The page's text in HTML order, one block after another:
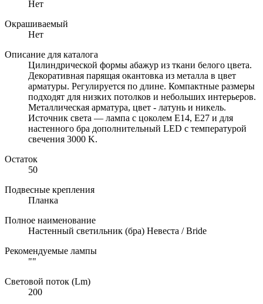
Нет
Окрашиваемый
Нет
Описание для каталога
Цилиндрической формы абажур из ткани белого цвета.
Декоративная парящая окантовка из металла в цвет
арматуры. Регулируется по длине. Компактные размеры
подходят для низких потолков и небольших интерьеров.
Металлическая арматура, цвет - латунь и никель.
Источник света — лампа с цоколем Е14, E27 и для
настенного бра дополнительный LED с температурой
свечения 3000 K.
Остаток
50
Подвесные крепления
Планка
Полное наименование
Настенный светильник (бра) Невеста / Bride
Рекомендуемые лампы
""
Световой поток (Lm)
200